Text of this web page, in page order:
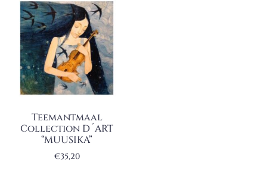
Teemantmaal
Collection D´ART
“MUUSIKA”
€35,20